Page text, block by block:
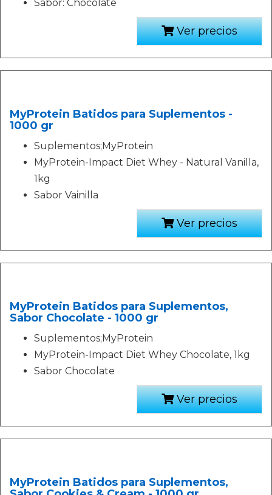
Sabor: Chocolate
Ver precios
MyProtein Batidos para Suplementos -
1000 gr
Suplementos;MyProtein
MyProtein-Impact Diet Whey - Natural Vanilla,
1kg
Sabor Vainilla
Ver precios
MyProtein Batidos para Suplementos,
Sabor Chocolate - 1000 gr
Suplementos;MyProtein
MyProtein-Impact Diet Whey Chocolate, 1kg
Sabor Chocolate
Ver precios
MyProtein Batidos para Suplementos,